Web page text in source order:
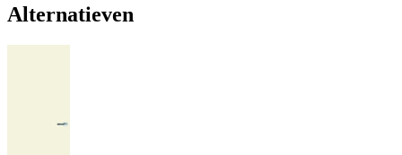
Alternatieven